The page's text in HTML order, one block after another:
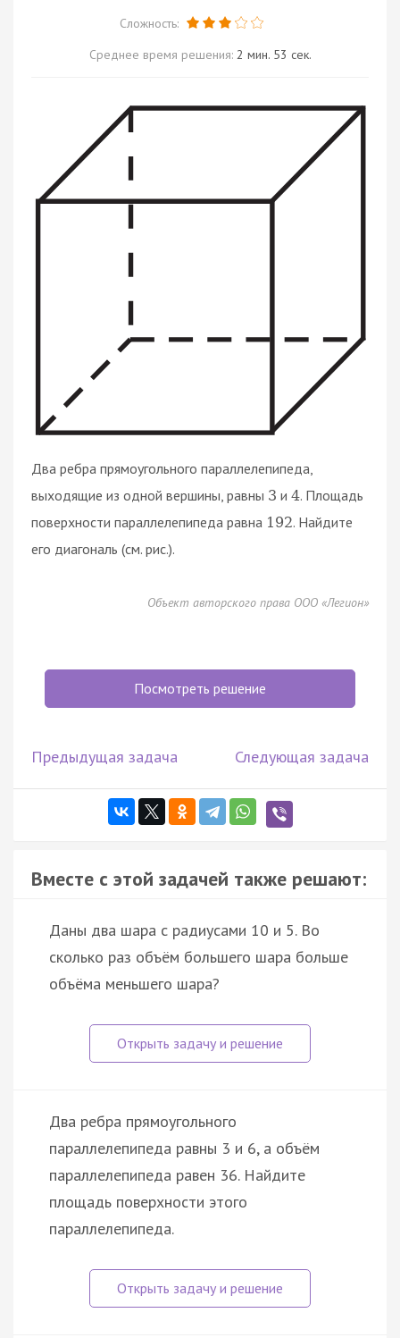
Сложность:
Среднее время решения: 2 мин. 53 сек.
Два ребра прямоугольного параллелепипеда,
выходящие из одной вершины, равны 3 и 4. Площадь
поверхности параллелепипеда равна 192. Найдите
его диагональ (см. рис.).
Объект авторского права ООО «Легион»
Посмотреть решение
Предыдущая задача Следующая задача
Вместе с этой задачей также решают:
Даны два шара с радиусами 10 и 5. Во
сколько раз объём большего шара больше
объёма меньшего шара?
Два ребра прямоугольного
параллелепипеда равны 3 и 6, а объём
параллелепипеда равен 36. Найдите
площадь поверхности этого
параллелепипеда.